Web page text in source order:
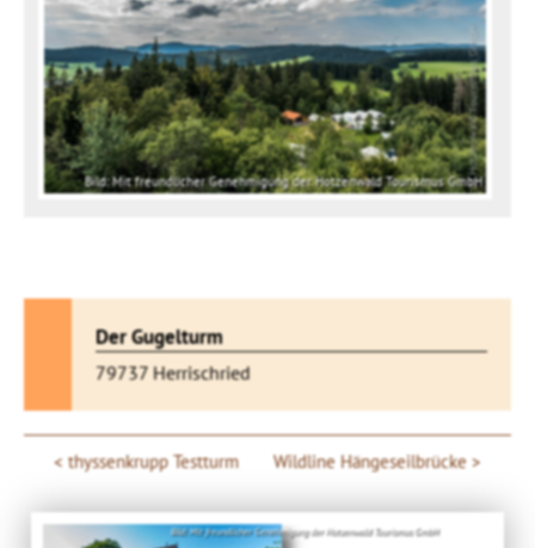
Bild: Mit freundlicher Genehmigung der Hotzenwald Tourismus GmbH
Der Gugelturm
79737 Herrischried
thyssenkrupp Testturm Wildline Hängeseilbrücke
Bild: Mit freundlicher Genehmigung der Hotzenwald Tourismus GmbH